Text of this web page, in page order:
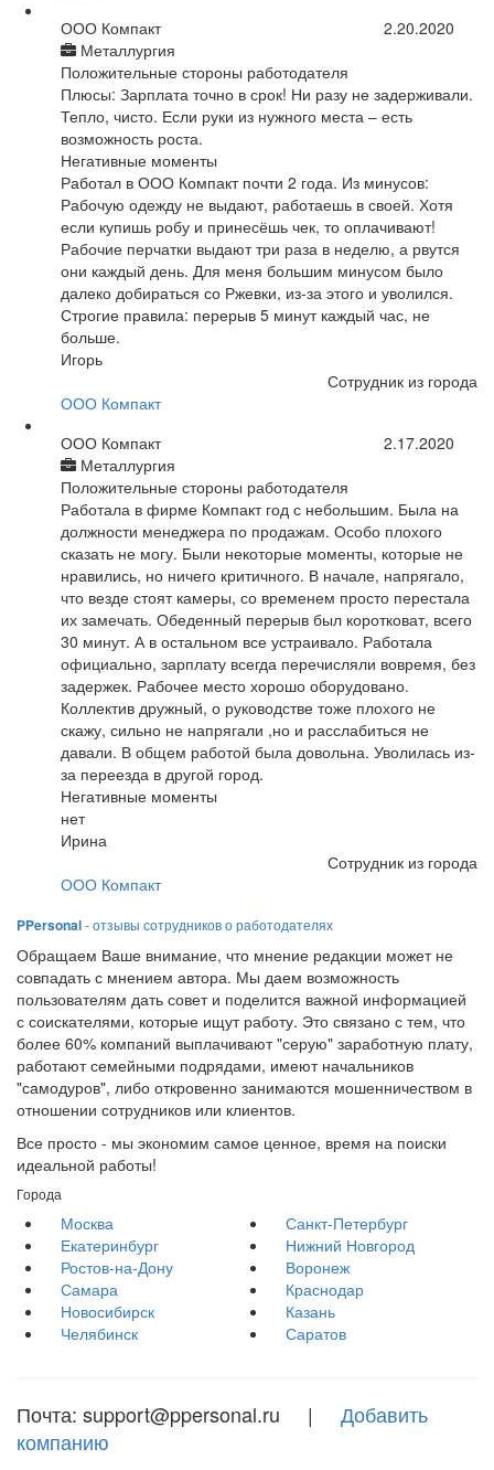
ООО Компакт
Металлургия
2.20.2020
Положительные стороны работодателя
Плюсы: Зарплата точно в срок! Ни разу не задерживали.
Тепло, чисто. Если руки из нужного места – есть
возможность роста.
Негативные моменты
Работал в ООО Компакт почти 2 года. Из минусов:
Рабочую одежду не выдают, работаешь в своей. Хотя
если купишь робу и принесёшь чек, то оплачивают!
Рабочие перчатки выдают три раза в неделю, а рвутся
они каждый день. Для меня большим минусом было
далеко добираться со Ржевки, из-за этого и уволился.
Строгие правила: перерыв 5 минут каждый час, не
больше.
Игорь
Сотрудник из города
ООО Компакт
ООО Компакт
Металлургия
2.17.2020
Положительные стороны работодателя
Работала в фирме Компакт год с небольшим. Была на
должности менеджера по продажам. Особо плохого
сказать не могу. Были некоторые моменты, которые не
нравились, но ничего критичного. В начале, напрягало,
что везде стоят камеры, со временем просто перестала
их замечать. Обеденный перерыв был коротковат, всего
30 минут. А в остальном все устраивало. Работала
официально, зарплату всегда перечисляли вовремя, без
задержек. Рабочее место хорошо оборудовано.
Коллектив дружный, о руководстве тоже плохого не
скажу, сильно не напрягали ,но и расслабиться не
давали. В общем работой была довольна. Уволилась из-
за переезда в другой город.
Негативные моменты
нет
Ирина
Сотрудник из города
ООО Компакт
PPersonal- отзывы сотрудников о работодателях
Обращаем Ваше внимание, что мнение редакции может не
совпадать с мнением автора. Мы даем возможность
пользователям дать совет и поделится важной информацией
с соискателями, которые ищут работу. Это связано с тем, что
более 60% компаний выплачивают "серую" заработную плату,
работают семейными подрядами, имеют начальников
"самодуров", либо откровенно занимаются мошенничеством в
отношении сотрудников или клиентов.
Все просто - мы экономим самое ценное, время на поиски
идеальной работы!
Города
Москва
Санкт-Петербург
Екатеринбург
Нижний Новгород
Ростов-на-Дону
Воронеж
Самара
Краснодар
Новосибирск
Казань
Челябинск
Саратов
Почта: support@ppersonal.ru | Добавить
компанию